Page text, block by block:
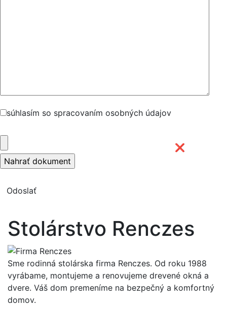
súhlasím so spracovaním osobných údajov
❌
Stolárstvo Renczes
Sme rodinná stolárska firma Renczes. Od roku 1988
vyrábame, montujeme a renovujeme drevené okná a
dvere. Váš dom premeníme na bezpečný a komfortný
domov.